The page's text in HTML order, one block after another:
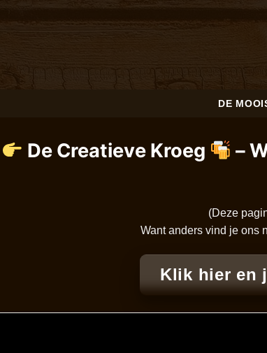
DE
De Creatieve Kroeg –
(Deze
Want anders vind je ons
Klik hier en